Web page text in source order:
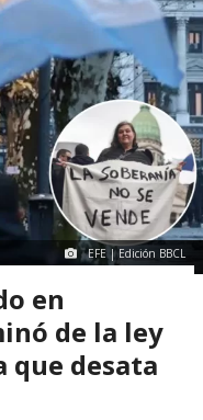
EFE | Edición BBCL
en
de la ley
que desata